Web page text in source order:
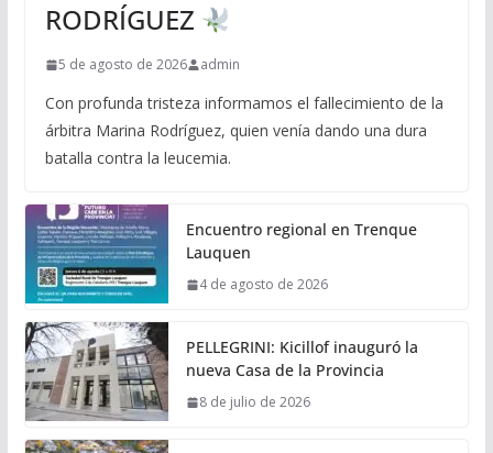
RODRÍGUEZ
5 de agosto de 2026 admin
Con profunda tristeza informamos el fallecimiento de la
árbitra Marina Rodríguez, quien venía dando una dura
batalla contra la leucemia.
Encuentro regional en Trenque
Lauquen
4 de agosto de 2026
PELLEGRINI: Kicillof inauguró la
nueva Casa de la Provincia
8 de julio de 2026